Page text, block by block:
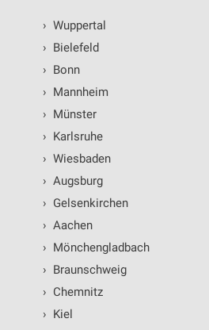
› Wuppertal
› Bielefeld
› Bonn
› Mannheim
› Münster
› Karlsruhe
› Wiesbaden
› Augsburg
› Gelsenkirchen
› Aachen
› Mönchengladbach
› Braunschweig
› Chemnitz
› Kiel